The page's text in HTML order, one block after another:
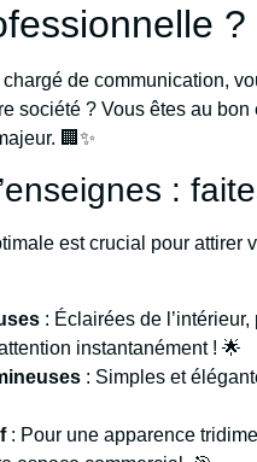
?
de communication,
société ? Vous êtes au
🏢✨
:
est crucial pour attirer
: Éclairées de
instantanément ! 🌟
: Simples et
: Pour une apparence